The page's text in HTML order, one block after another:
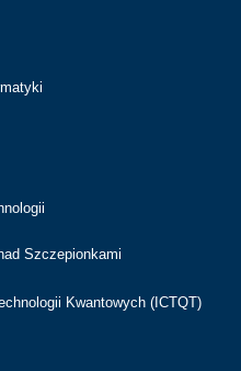
Szczepionkami
Kwantowych (ICTQT)